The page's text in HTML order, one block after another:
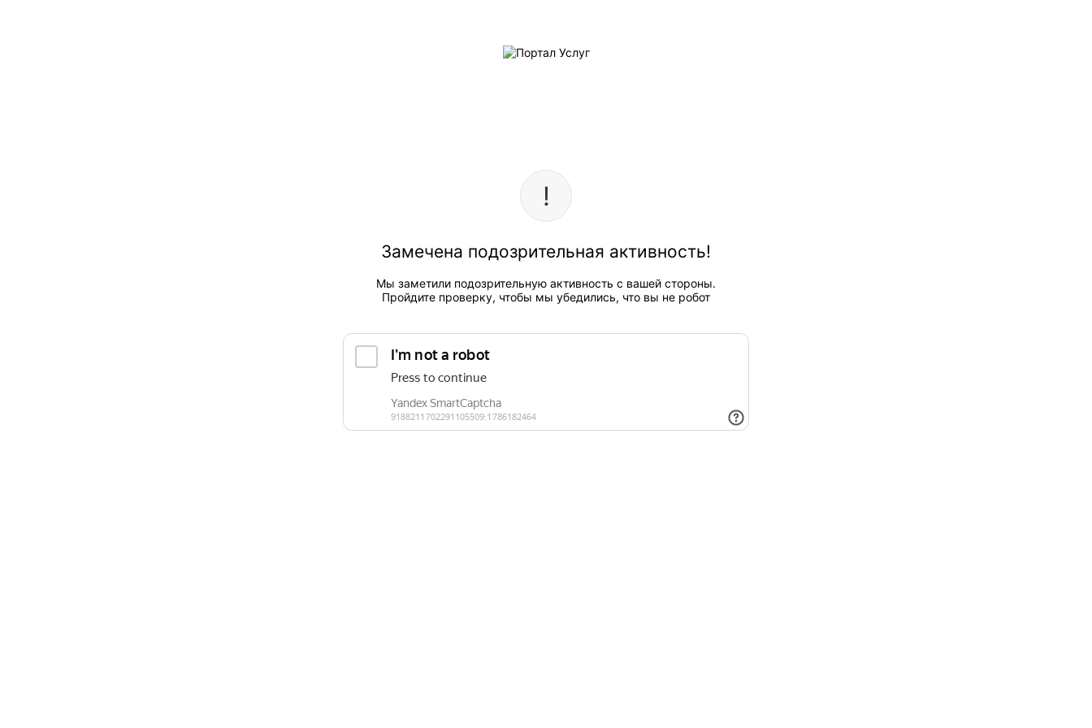
Замечена подозрительная активность!
Мы заметили подозрительную активность с вашей стороны.
Пройдите проверку, чтобы мы убедились, что вы не робот